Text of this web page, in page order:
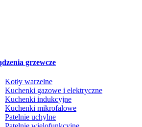
grzewcze
Kotły warzelne
Kuchenki gazowe i elektryczne
Kuchenki indukcyjne
Kuchenki mikrofalowe
Patelnie uchylne